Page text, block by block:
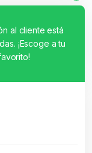
al cliente está
¡Escoge a tu